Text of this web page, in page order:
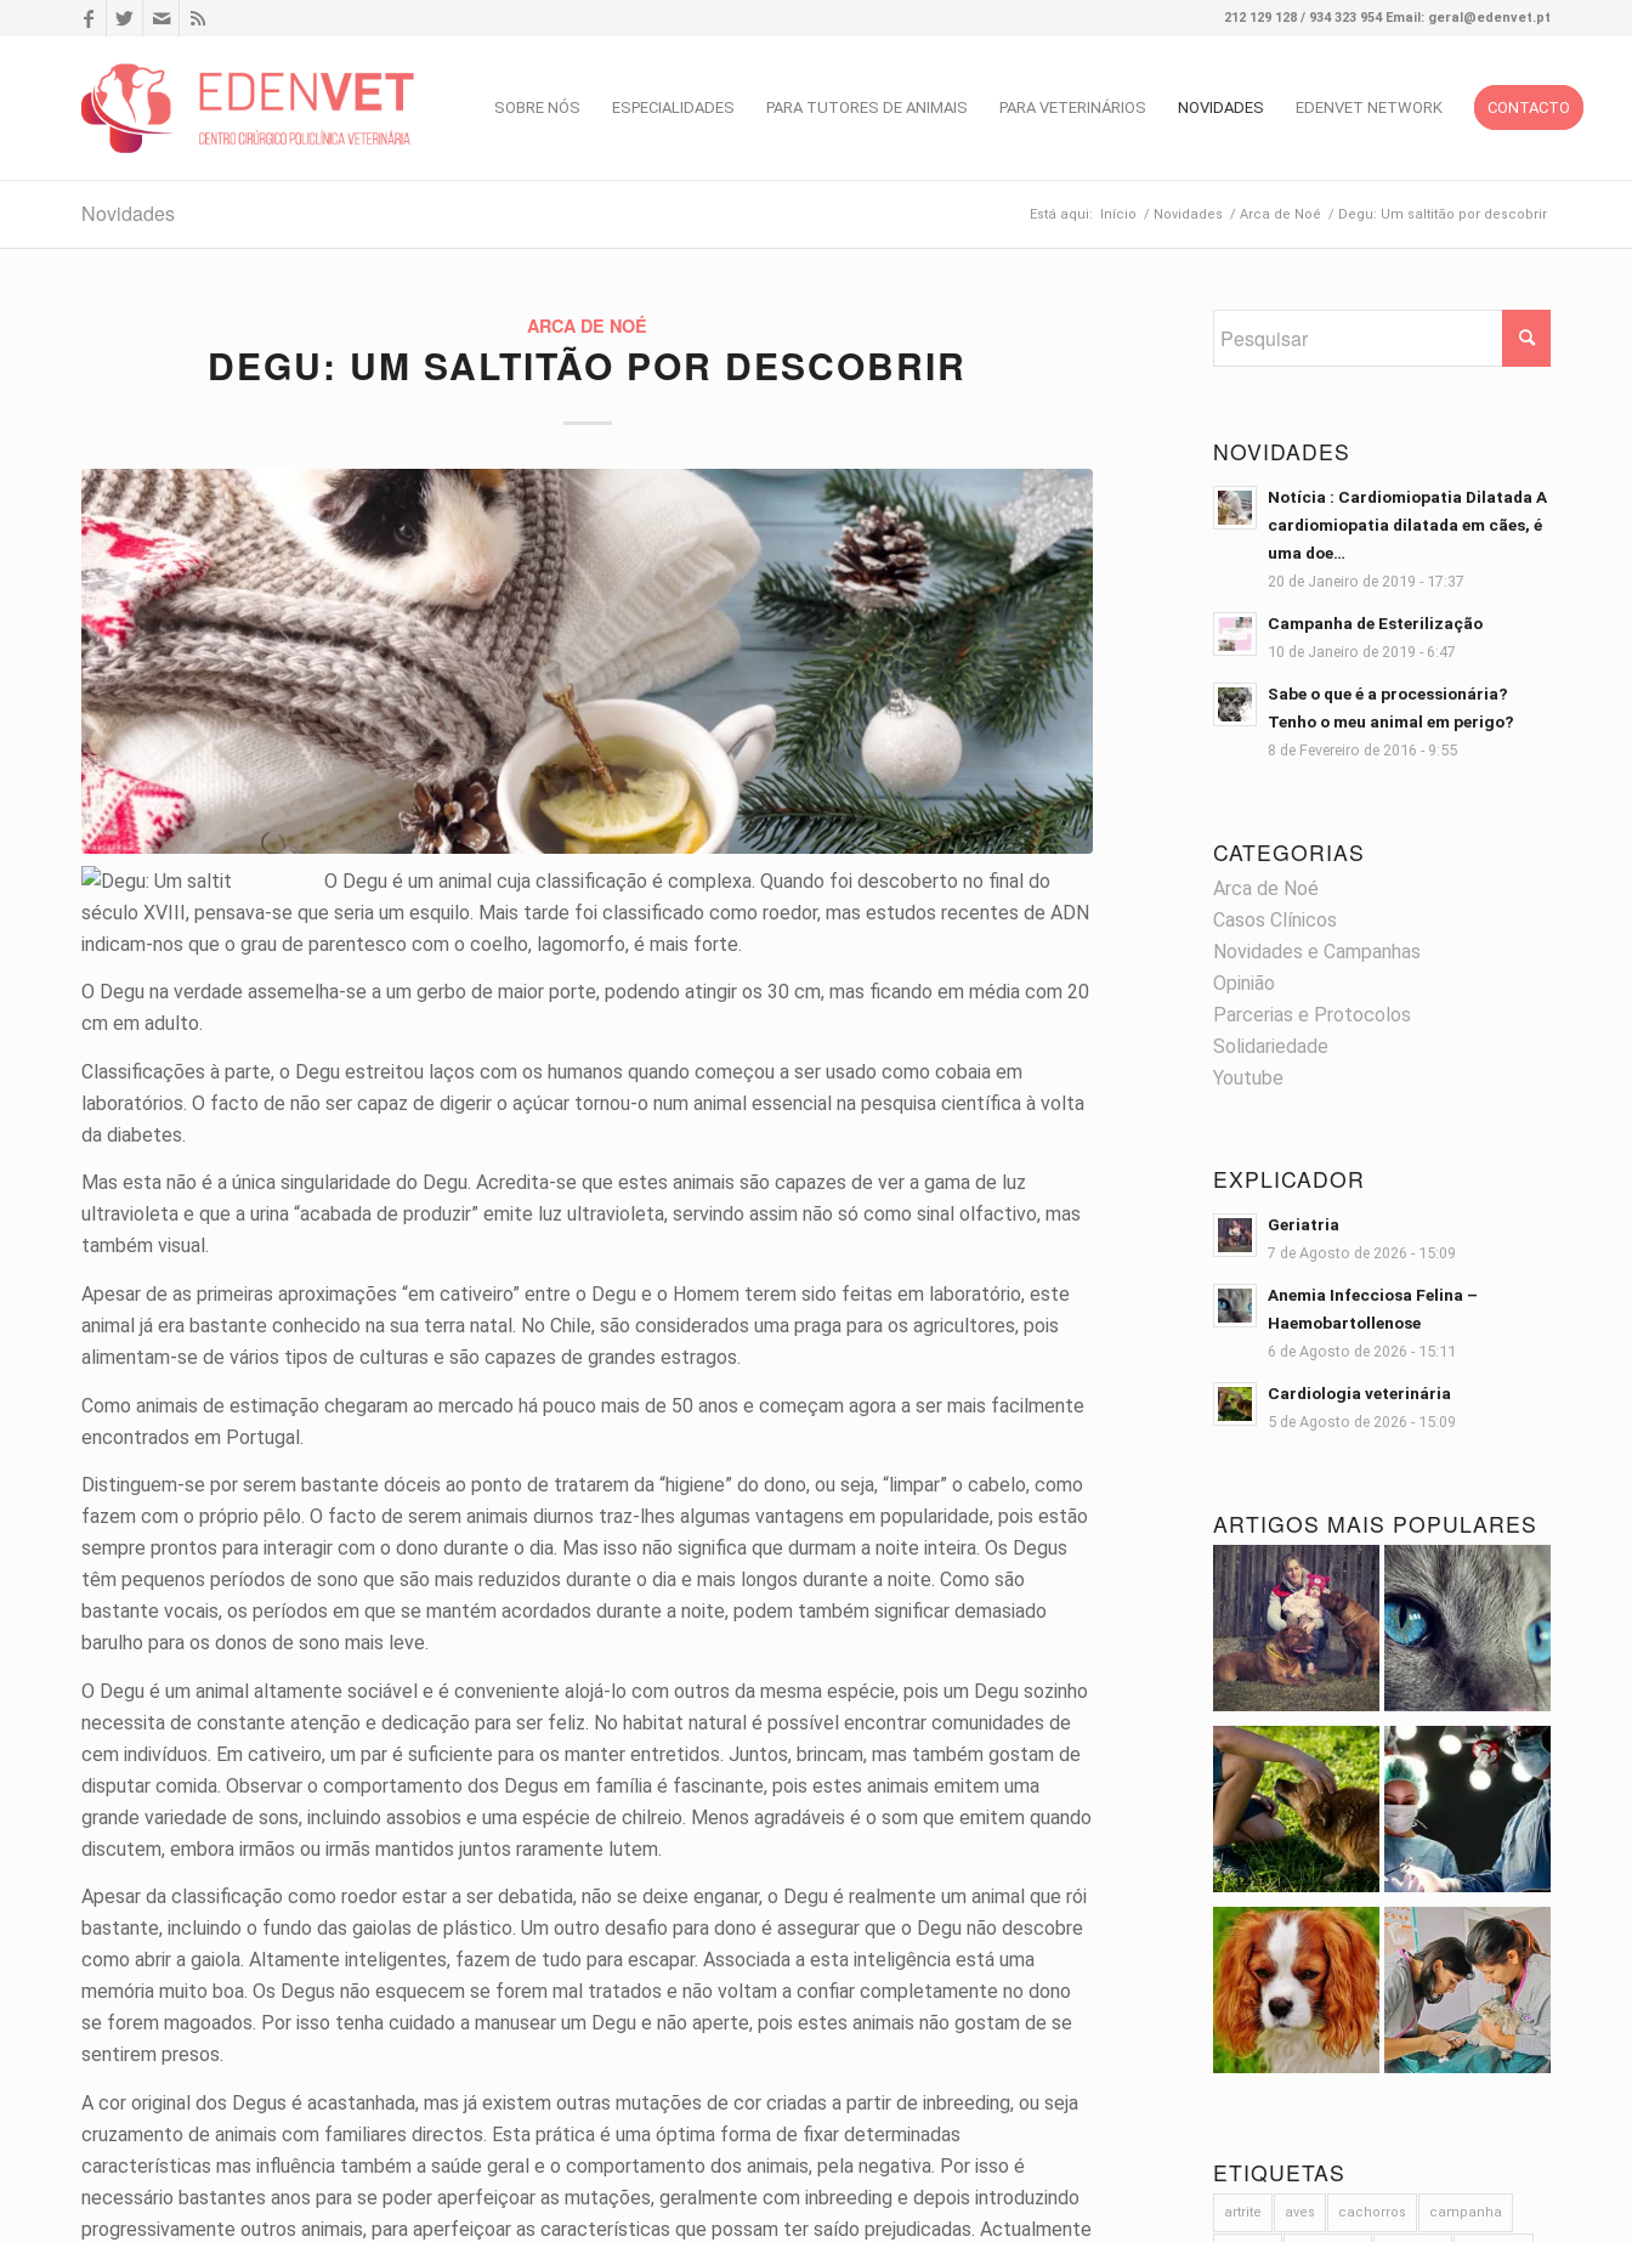
212 129 128 / 934 323 954 Email: geral@edenvet.pt
SOBRE NÓS ESPECIALIDADES PARA TUTORES DE ANIMAIS PARA VETERINÁRIOS NOVIDADES EDENVET NETWORK CONTACTO
Novidades Está aqui: Início / Novidades / Arca de Noé / Degu: Um saltitão por descobrir
ARCA DE NOÉ
DEGU: UM SALTITÃO POR DESCOBRIR
O Degu é um animal cuja classificação é complexa. Quando foi descoberto no final do
século XVIII, pensava-se que seria um esquilo. Mais tarde foi classificado como roedor, mas estudos recentes de ADN
indicam-nos que o grau de parentesco com o coelho, lagomorfo, é mais forte.
O Degu na verdade assemelha-se a um gerbo de maior porte, podendo atingir os 30 cm, mas ficando em média com 20
cm em adulto.
Classificações à parte, o Degu estreitou laços com os humanos quando começou a ser usado como cobaia em
laboratórios. O facto de não ser capaz de digerir o açúcar tornou-o num animal essencial na pesquisa científica à volta
da diabetes.
Mas esta não é a única singularidade do Degu. Acredita-se que estes animais são capazes de ver a gama de luz
ultravioleta e que a urina “acabada de produzir” emite luz ultravioleta, servindo assim não só como sinal olfactivo, mas
também visual.
Apesar de as primeiras aproximações “em cativeiro” entre o Degu e o Homem terem sido feitas em laboratório, este
animal já era bastante conhecido na sua terra natal. No Chile, são considerados uma praga para os agricultores, pois
alimentam-se de vários tipos de culturas e são capazes de grandes estragos.
Como animais de estimação chegaram ao mercado há pouco mais de 50 anos e começam agora a ser mais facilmente
encontrados em Portugal.
Distinguem-se por serem bastante dóceis ao ponto de tratarem da “higiene” do dono, ou seja, “limpar” o cabelo, como
fazem com o próprio pêlo. O facto de serem animais diurnos traz-lhes algumas vantagens em popularidade, pois estão
sempre prontos para interagir com o dono durante o dia. Mas isso não significa que durmam a noite inteira. Os Degus
têm pequenos períodos de sono que são mais reduzidos durante o dia e mais longos durante a noite. Como são
bastante vocais, os períodos em que se mantém acordados durante a noite, podem também significar demasiado
barulho para os donos de sono mais leve.
O Degu é um animal altamente sociável e é conveniente alojá-lo com outros da mesma espécie, pois um Degu sozinho
necessita de constante atenção e dedicação para ser feliz. No habitat natural é possível encontrar comunidades de
cem indivíduos. Em cativeiro, um par é suficiente para os manter entretidos. Juntos, brincam, mas também gostam de
disputar comida. Observar o comportamento dos Degus em família é fascinante, pois estes animais emitem uma
grande variedade de sons, incluindo assobios e uma espécie de chilreio. Menos agradáveis é o som que emitem quando
discutem, embora irmãos ou irmãs mantidos juntos raramente lutem.
Apesar da classificação como roedor estar a ser debatida, não se deixe enganar, o Degu é realmente um animal que rói
bastante, incluindo o fundo das gaiolas de plástico. Um outro desafio para dono é assegurar que o Degu não descobre
como abrir a gaiola. Altamente inteligentes, fazem de tudo para escapar. Associada a esta inteligência está uma
memória muito boa. Os Degus não esquecem se forem mal tratados e não voltam a confiar completamente no dono
se forem magoados. Por isso tenha cuidado a manusear um Degu e não aperte, pois estes animais não gostam de se
sentirem presos.
A cor original dos Degus é acastanhada, mas já existem outras mutações de cor criadas a partir de inbreeding, ou seja
cruzamento de animais com familiares directos. Esta prática é uma óptima forma de fixar determinadas
características mas influência também a saúde geral e o comportamento dos animais, pela negativa. Por isso é
necessário bastantes anos para se poder aperfeiçoar as mutações, geralmente com inbreeding e depois introduzindo
progressivamente outros animais, para aperfeiçoar as características que possam ter saído prejudicadas. Actualmente
NOVIDADES
Notícia : Cardiomiopatia Dilatada A
cardiomiopatia dilatada em cães, é
uma doe…
20 de Janeiro de 2019 - 17:37
Campanha de Esterilização
10 de Janeiro de 2019 - 6:47
Sabe o que é a processionária?
Tenho o meu animal em perigo?
8 de Fevereiro de 2016 - 9:55
CATEGORIAS
Arca de Noé
Casos Clínicos
Novidades e Campanhas
Opinião
Parcerias e Protocolos
Solidariedade
Youtube
EXPLICADOR
Geriatria
7 de Agosto de 2026 - 15:09
Anemia Infecciosa Felina –
Haemobartollenose
6 de Agosto de 2026 - 15:11
Cardiologia veterinária
5 de Agosto de 2026 - 15:09
ARTIGOS MAIS POPULARES
ETIQUETAS
artrite aves cachorros campanha